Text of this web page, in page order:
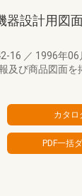
器設計用図
16 ／ 1996年06
及び商品図面を